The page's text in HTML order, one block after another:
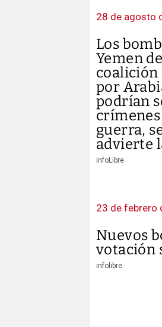
28 de agosto
Los
Yemen
coalición
por
podrían
crímenes
guerra,
advierte
infoLibre
23 de febrero
Nuevos
votación
infolibre